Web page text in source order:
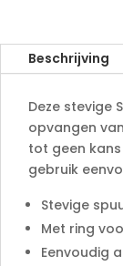
a
t
Beschrijving
Deze stevige
opvangen
tot geen
gebruik
Stevige
Met ring
Eenvoudig